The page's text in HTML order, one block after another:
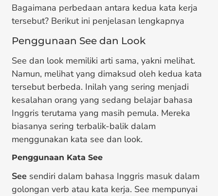
Bagaimana perbedaan antara kedua kata kerja
tersebut? Berikut ini penjelasan lengkapnya
Penggunaan See dan Look
See dan look memiliki arti sama, yakni melihat.
Namun, melihat yang dimaksud oleh kedua kata
tersebut berbeda. Inilah yang sering menjadi
kesalahan orang yang sedang belajar bahasa
Inggris terutama yang masih pemula. Mereka
biasanya sering terbalik-balik dalam
menggunakan kata see dan look.
Penggunaan Kata See
See sendiri dalam bahasa Inggris masuk dalam
golongan verb atau kata kerja. See mempunyai